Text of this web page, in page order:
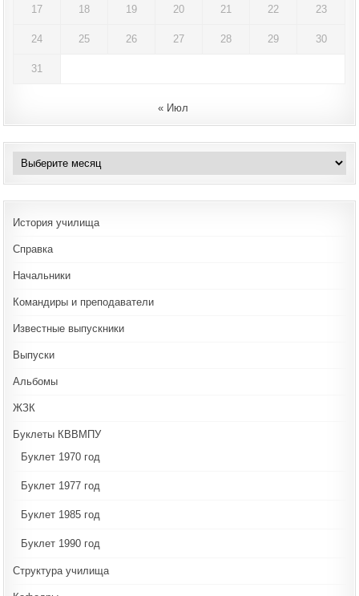
17 18 19 20 21 22 23
24 25 26 27 28 29 30
31
« Июл
Архивы
История училища
Справка
Начальники
Командиры и преподаватели
Известные выпускники
Выпуски
Альбомы
ЖЗК
Буклеты КВВМПУ
Буклет 1970 год
Буклет 1977 год
Буклет 1985 год
Буклет 1990 год
Структура училища